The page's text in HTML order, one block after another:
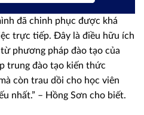
đã chinh phục được khá
trực tiếp. Đây là điều hữu ích
phương pháp đào tạo của
trung đào tạo kiến thức
còn trau dồi cho học viên
nhất.” – Hồng Sơn cho biết.